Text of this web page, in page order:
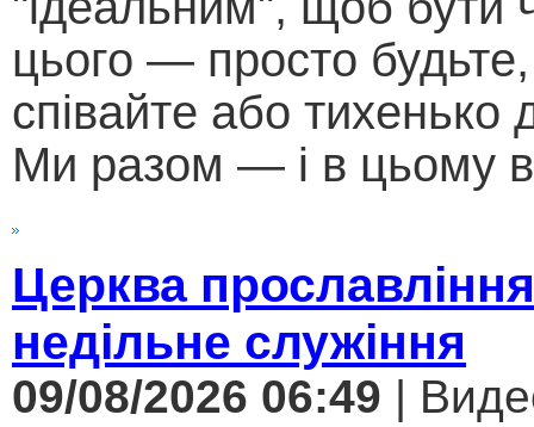
цього — просто
співайте або тихенько
Ми разом — і в цьому
Церква
недільне служіння
09/08/2026 06:49 |